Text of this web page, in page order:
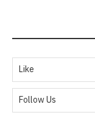
Like
Follow Us